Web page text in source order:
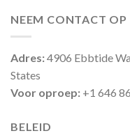
NEEM CONTACT OP
Adres:4906 Ebbtide
States
Voor oproep: +1 646
BELEID